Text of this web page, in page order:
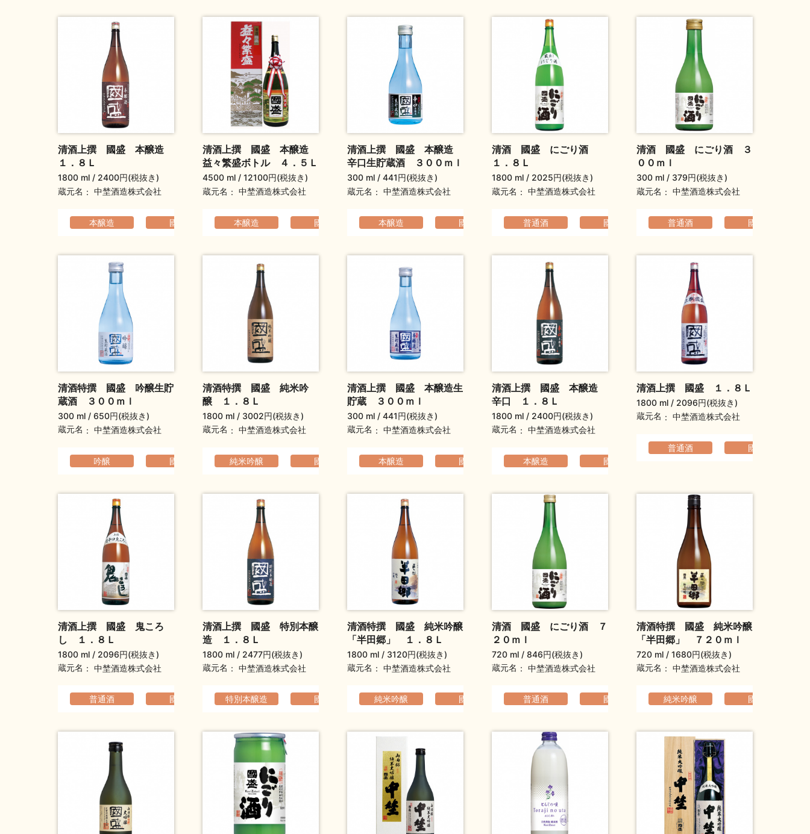
清酒上撰 國盛 本醸造
１．８Ｌ
1800 ml
2400円(税抜き)
蔵元名
中埜酒造株式会社
本醸造 國盛 コクのある 爽やか
清酒上撰 國盛 本醸造
益々繁盛ボトル ４．５Ｌ
4500 ml
12100円(税抜き)
蔵元名
中埜酒造株式会社
本醸造 國盛 コクのある 爽やか ギフト（通年）
清酒上撰 國盛 本醸造
辛口生貯蔵酒 ３００ｍｌ
300 ml
441円(税抜き)
蔵元名
中埜酒造株式会社
本醸造 國盛 軽快でなめらか
清酒 國盛 にごり酒
１．８Ｌ
1800 ml
2025円(税抜き)
蔵元名
中埜酒造株式会社
普通酒 國盛 コクのある ふくよか
清酒 國盛 にごり酒 ３
００ｍｌ
300 ml
379円(税抜き)
蔵元名
中埜酒造株式会社
普通酒 國盛
清酒特撰 國盛 吟醸生貯
蔵酒 ３００ｍｌ
300 ml
650円(税抜き)
蔵元名
中埜酒造株式会社
吟醸 國盛 香りの高い フルーティ
清酒特撰 國盛 純米吟
醸 １．８Ｌ
1800 ml
3002円(税抜き)
蔵元名
中埜酒造株式会社
純米吟醸 國盛 ふくよか 華やか
清酒上撰 國盛 本醸造生
貯蔵 ３００ｍｌ
300 ml
441円(税抜き)
蔵元名
中埜酒造株式会社
本醸造 國盛 軽快でなめらか フルーティ
清酒上撰 國盛 本醸造
辛口 １．８Ｌ
1800 ml
2400円(税抜き)
蔵元名
中埜酒造株式会社
本醸造 國盛
清酒上撰 國盛 １．８Ｌ
1800 ml
2096円(税抜き)
蔵元名
中埜酒造株式会社
普通酒 國盛
清酒上撰 國盛 鬼ころ
し １．８Ｌ
1800 ml
2096円(税抜き)
蔵元名
中埜酒造株式会社
普通酒 國盛 すっきり 爽やか
清酒上撰 國盛 特別本醸
造 １．８Ｌ
1800 ml
2477円(税抜き)
蔵元名
中埜酒造株式会社
特別本醸造 國盛 軽快でなめらか
清酒特撰 國盛 純米吟醸
「半田郷」 １．８Ｌ
1800 ml
3120円(税抜き)
蔵元名
中埜酒造株式会社
純米吟醸 國盛 コクのある 華やか
清酒 國盛 にごり酒 ７
２０ｍｌ
720 ml
846円(税抜き)
蔵元名
中埜酒造株式会社
普通酒 國盛 コクのある ふくよか
清酒特撰 國盛 純米吟醸
「半田郷」 ７２０ｍｌ
720 ml
1680円(税抜き)
蔵元名
中埜酒造株式会社
純米吟醸 國盛